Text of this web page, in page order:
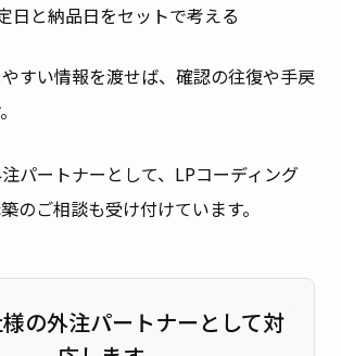
日と納品日をセットで考える
すい情報を渡せば、確認の往復や手戻
パートナーとして、LPコーディング
のご相談も受け付けています。
の外注パートナーとして対